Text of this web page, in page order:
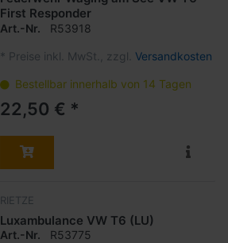
First Responder
Art.-Nr. R53918
* Preise inkl. MwSt., zzgl. Versandkosten
Bestellbar innerhalb von 14 Tagen
22,50 € *
RIETZE
Luxambulance VW T6 (LU)
Art.-Nr. R53775